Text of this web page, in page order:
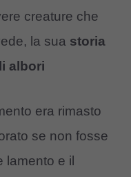
creature che
la sua storia
albori
era rimasto
se non fosse
lamento e il